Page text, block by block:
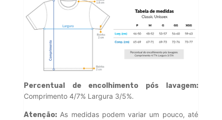
Percentual de encolhimento pós lavagem:
Comprimento 4/7% Largura 3/5%.
Atenção: As medidas podem variar um pouco, até